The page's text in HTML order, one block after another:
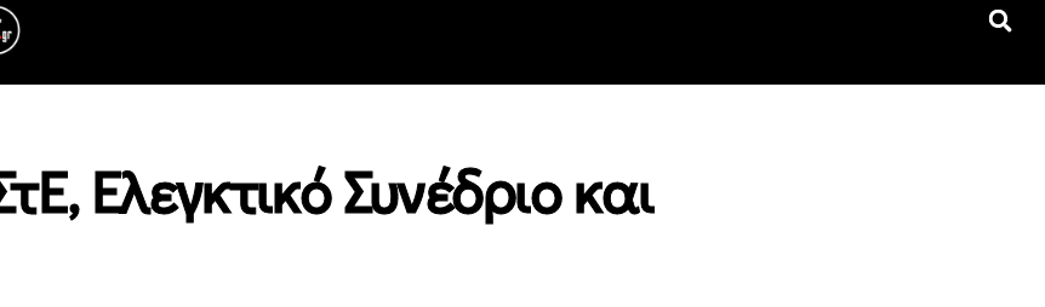
Ελεγκτικό Συνέδριο και